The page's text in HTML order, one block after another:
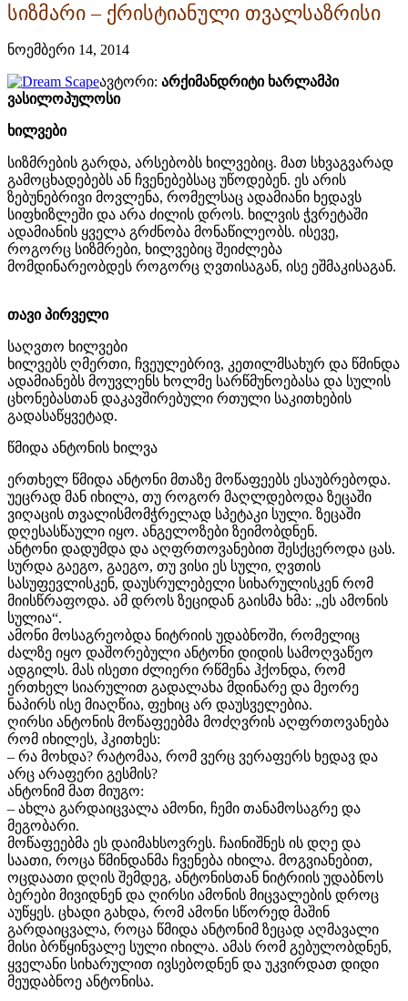
სიზმარი – ქრისტიანული თვალსაზრისი
ნოემბერი 14, 2014
ავტორი: არქიმანდრიტი ხარლამპი
ვასილოპულოსი
ხილვები
სიზმრების გარდა, არსებობს ხილვებიც. მათ სხვაგვარად
გამოცხადებებს ან ჩვენებებსაც უწოდებენ. ეს არის
ზებუნებრივი მოვლენა, რომელსაც ადამიანი ხედავს
სიფხიზლეში და არა ძილის დროს. ხილვის ჭვრეტაში
ადამიანის ყველა გრძნობა მონაწილეობს. ისევე,
როგორც სიზმრები, ხილვებიც შეიძლება
მომდინარეობდეს როგორც ღვთისაგან, ისე ეშმაკისაგან.
თავი პირველი
საღვთო ხილვები
ხილვებს ღმერთი, ჩვეულებრივ, კეთილმსახურ და წმინდა
ადამიანებს მოუვლენს ხოლმე სარწმუნოებასა და სულის
ცხონებასთან დაკავშირებული რთული საკითხების
გადასაწყვეტად.
წმიდა ანტონის ხილვა
ერთხელ წმიდა ანტონი მთაზე მოწაფეებს ესაუბრებოდა.
უეცრად მან იხილა, თუ როგორ მაღლდებოდა ზეცაში
ვიღაცის თვალისმომჭრელად სპეტაკი სული. ზეცაში
დღესასწაული იყო. ანგელოზები ზეიმობდნენ.
ანტონი დადუმდა და აღფრთოვანებით შესქცეროდა ცას.
სურდა გაეგო, გაეგო, თუ ვისი ეს სული, ღვთის
სასუფევლისკენ, დაუსრულებელი სიხარულისკენ რომ
მიისწრაფოდა. ამ დროს ზეციდან გაისმა ხმა: „ეს ამონის
სულია“.
ამონი მოსაგრეობდა ნიტრიის უდაბნოში, რომელიც
ძალზე იყო დაშორებული ანტონი დიდის სამოღვაწეო
ადგილს. მას ისეთი ძლიერი რწმენა ჰქონდა, რომ
ერთხელ სიარულით გადალახა მდინარე და მეორე
ნაპირს ისე მიაღწია, ფეხიც არ დაუსველებია.
ღირსი ანტონის მოწაფეებმა მოძღვრის აღფრთოვანება
რომ იხილეს, ჰკითხეს:
– რა მოხდა? რატომაა, რომ ვერც ვერაფერს ხედავ და
არც არაფერი გესმის?
ანტონიმ მათ მიუგო:
– ახლა გარდაიცვალა ამონი, ჩემი თანამოსაგრე და
მეგობარი.
მოწაფეებმა ეს დაიმახსოვრეს. ჩაინიშნეს ის დღე და
საათი, როცა წმინდანმა ჩვენება იხილა. მოგვიანებით,
ოცდაათი დღის შემდეგ, ანტონისთან ნიტრიის უდაბნოს
ბერები მივიდნენ და ღირსი ამონის მიცვალების დროც
აუწყეს. ცხადი გახდა, რომ ამონი სწორედ მაშინ
გარდაიცვალა, როცა წმიდა ანტონიმ ზეცად აღმავალი
მისი ბრწყინვალე სული იხილა. ამას რომ გებულობდნენ,
ყველანი სიხარულით ივსებოდნენ და უკვირდათ დიდი
მეუდაბნოე ანტონისა.